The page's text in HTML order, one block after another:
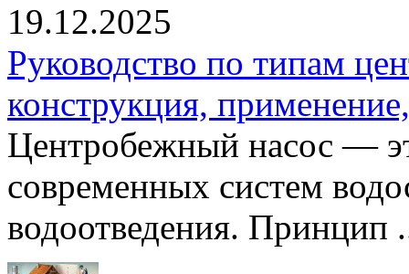
19.12.2025
Руководство по типам
конструкция,
Центробежный насос —
современных систем
водоотведения. Принцип